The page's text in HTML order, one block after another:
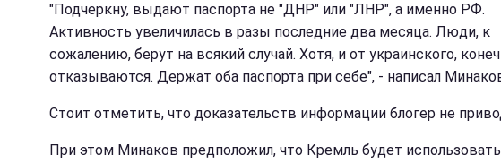
"Подчеркну, выдают паспорта не "ДНР" или "ЛНР", а именно РФ.
Активность увеличилась в разы последние два месяца. Люди, к
сожалению, берут на всякий случай. Хотя, и от украинского,
отказываются. Держат оба паспорта при себе", - написал
Стоит отметить, что доказательств информации блогер не
При этом Минаков предположил, что Кремль будет использовать